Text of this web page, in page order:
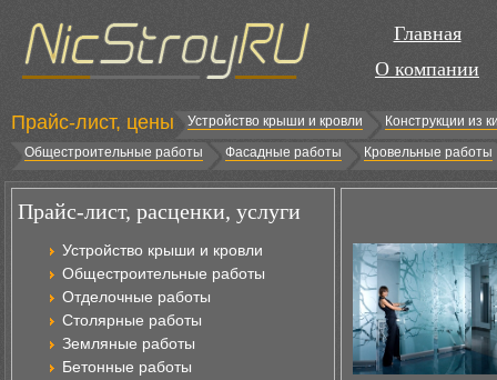
Главная
О компании
Прайс-лист, цены Устройство крыши и кровли
Конструкции из
Общестроительные работы
Фасадные работы Кровельные работы
Прайс-лист, расценки, услуги
Устройство крыши и кровли
Общестроительные работы
Отделочные работы
Столярные работы
Земляные работы
Бетонные работы